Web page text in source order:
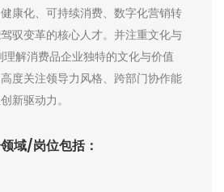
康化、可持续消费、数字化营销转
驭变革的核心人才。并注重文化与
解消费品企业独特的文化与价值
度关注领导力风格、跨部门协作能
新驱动力。
域/岗位包括：